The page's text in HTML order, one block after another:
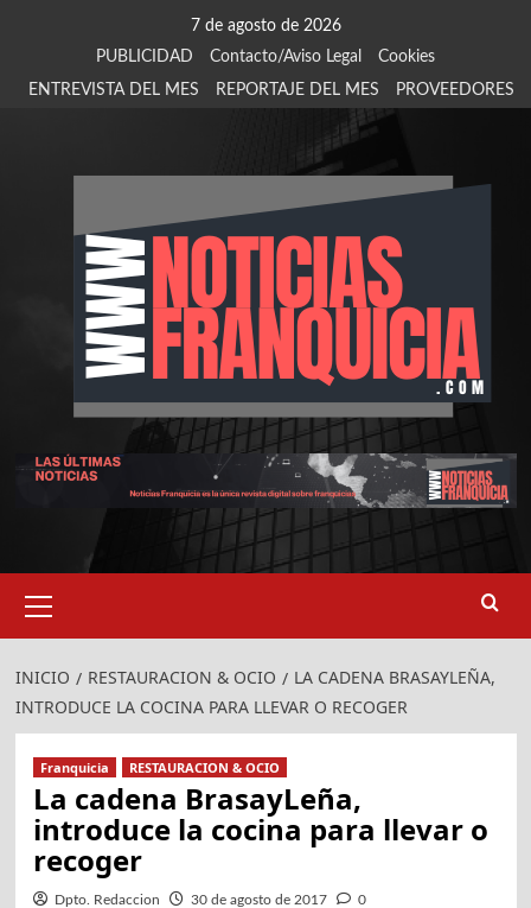
7 de agosto de 2026
PUBLICIDAD
Contacto/Aviso Legal
Cookies
ENTREVISTA DEL MES
REPORTAJE DEL MES PROVEEDORES
primario
INICIO RESTAURACION & OCIO
LA CADENA BRASAYLEÑA,
INTRODUCE LA COCINA PARA LLEVAR O RECOGER
Franquicia RESTAURACION & OCIO
La cadena BrasayLeña,
introduce la cocina para llevar o
recoger
Dpto. Redaccion 30 de agosto de 2017 0